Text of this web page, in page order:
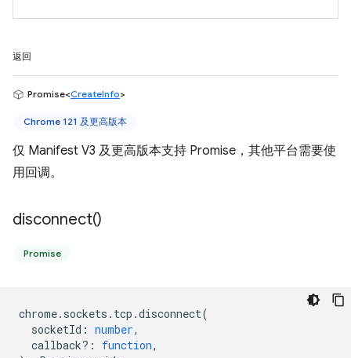
返回
Promise<CreateInfo>
Chrome 121 及更高版本
仅 Manifest V3 及更高版本支持 Promise，其他平台需要使
用回调。
disconnect()
Promise
chrome. sockets . tcp .disconnect(
socketId : number,
callback? : function,